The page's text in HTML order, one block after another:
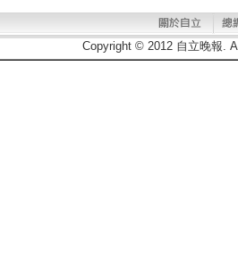
Copyright © 2012 自立晚報.